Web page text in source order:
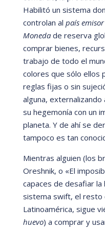
Habilitó un sistema
controlan al país emisor
Monedade reserva
comprar bienes,
trabajo de todo el
colores que sólo ellos
reglas fijas o sin
alguna, externalizando
su hegemonía con un
planeta. Y de ahíse
tampoco es tan
Mientras alguien (los
Oreshnik, o «El
capaces de desafiar la
sistema swift, el resto
Latinoamérica, sigue vi
huevo) a comprar y